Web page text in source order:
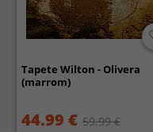
Tapete Wilton - Olivera
(marrom)
44.99 € 59.99 €